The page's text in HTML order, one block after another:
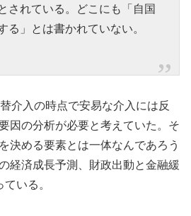
されている。どこにも「自国
る」とは書かれていない。
介入の時点で安易な介入には反
因の分析が必要と考えていた。そ
決める要素とは一体なんであろう
経済成長予測、財政出動と金融緩
いる。